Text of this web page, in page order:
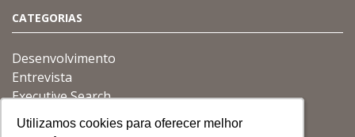
Utilizamos cookies para oferecer melhor
Utilizamos cookies para oferecer melhor
Utilizamos cookies para oferecer melhor
CATEGORIAS
Desenvolvimento
Entrevista
Executive Search
Gestão